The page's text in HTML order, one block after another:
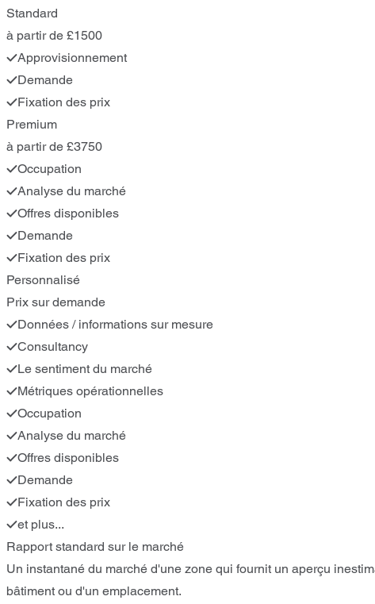
Standard
à partir de £1500
Approvisionnement
Demande
Fixation des prix
Premium
à partir de £3750
Occupation
Analyse du marché
Offres disponibles
Demande
Fixation des prix
Personnalisé
Prix sur demande
Données / informations sur mesure
Consultancy
Le sentiment du marché
Métriques opérationnelles
Occupation
Analyse du marché
Offres disponibles
Demande
Fixation des prix
et plus...
Rapport standard sur le marché
Un instantané du marché d'une zone qui fournit un aperçu
bâtiment ou d'un emplacement.